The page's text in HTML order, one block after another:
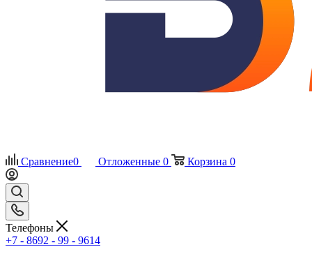
Сравнение0 Отложенные 0 Корзина 0
Телефоны
+7 - 8692 - 99 - 9614